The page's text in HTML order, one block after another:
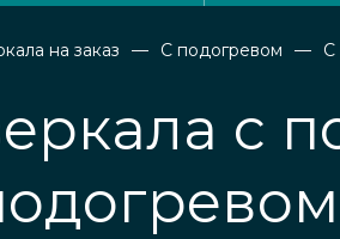
на заказ С подогревом С
с